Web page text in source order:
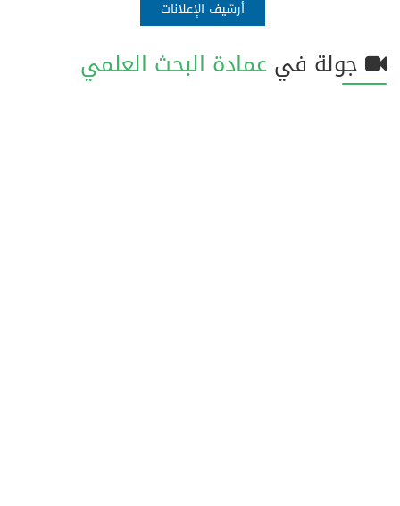
أرشيف الإعلانات
جولة فيعمادة البحث العلمي